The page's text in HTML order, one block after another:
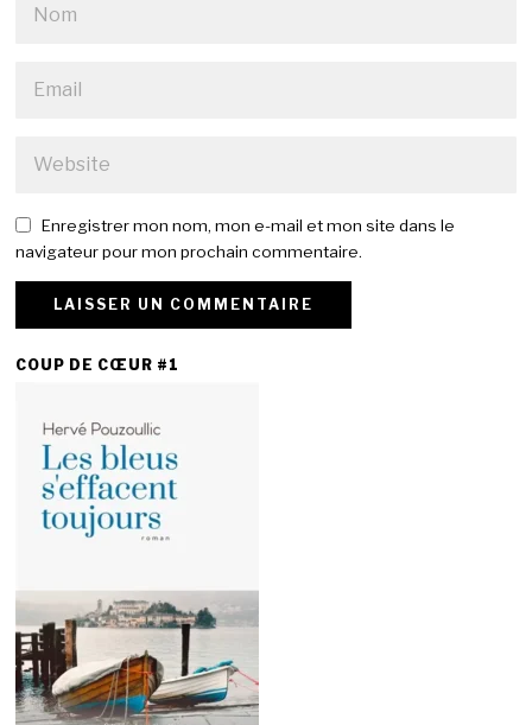
Enregistrer mon nom, mon e-mail et mon site dans le
navigateur pour mon prochain commentaire.
COUP DE CŒUR #1